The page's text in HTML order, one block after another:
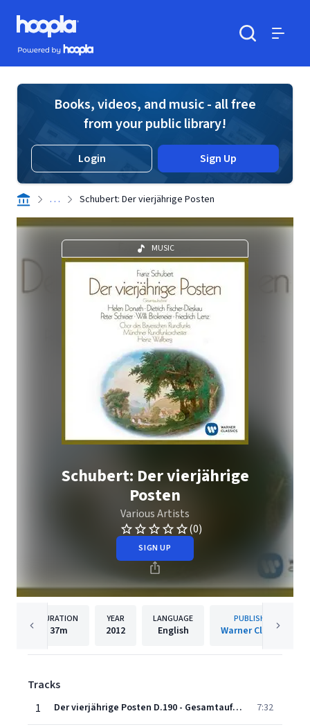
Skip to main content
Hoopla logo
Powered by Hoopla
Books, videos, and music - all free
from your public library!
Login Sign Up
. . . Schubert: Der vierjährige Posten
MUSIC
Schubert: Der vierjährige
Posten
Various Artists
(0)
SIGN UP
DURATION
37m
YEAR
2012
LANGUAGE
English
PUBLISHER
Warner Classics
Tracks
1
Der vierjährige Posten D.190 - Gesamtaufnahme (1996 - Remaster): Ouvertüre 7:32